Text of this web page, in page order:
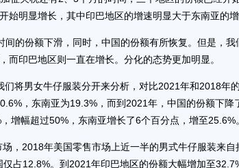
始明显增长，其中印巴地区的增速明显大于东南亚的增
份额下滑，同时，中国的份额有所恢复。但是，我
而印巴地区则一直在增长。分化的态势更加明显。
男女牛仔服装分开来分析，对比2021年和2018年
，东南亚为19.3%，而到2021年，中国的份额下降
增幅超过50%，东南亚增长了6个百分点，增至25.6%。
2018年美国零售市场上近一半的男式牛仔服装来自
占12.8%。到2021年印巴地区的份额大幅增加至